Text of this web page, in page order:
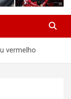
vermelho